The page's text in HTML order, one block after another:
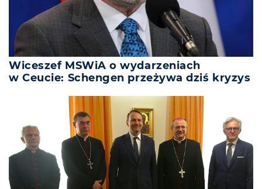
Wiceszef MSWiA o wydarzeniach
w Ceucie: Schengen przeżywa dziś kryzys